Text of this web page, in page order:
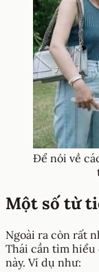
Để nói về
Một số từ
Ngoài ra còn rất
Thái cần tìm hiểu
này. Ví dụ như: